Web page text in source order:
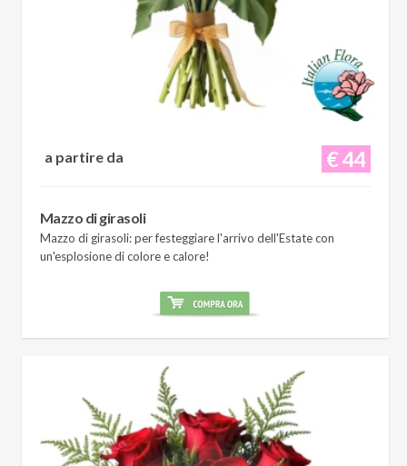
€ 44
a partire da
Mazzo di girasoli
Mazzo di girasoli: per festeggiare l'arrivo dell'Estate con
un'esplosione di colore e calore!